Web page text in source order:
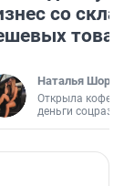
со
Наталья
Открыла
деньги